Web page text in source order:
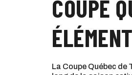
COUPE
La Coupe Québec de